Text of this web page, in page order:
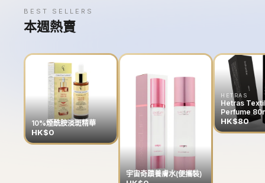
BEST SELLERS
本週熱賣
10%煙酰胺淡斑精華
HK$0
宇宙奇蹟養膚水(便攜裝)
HETRAS
Hetras
Perfume
HK$80